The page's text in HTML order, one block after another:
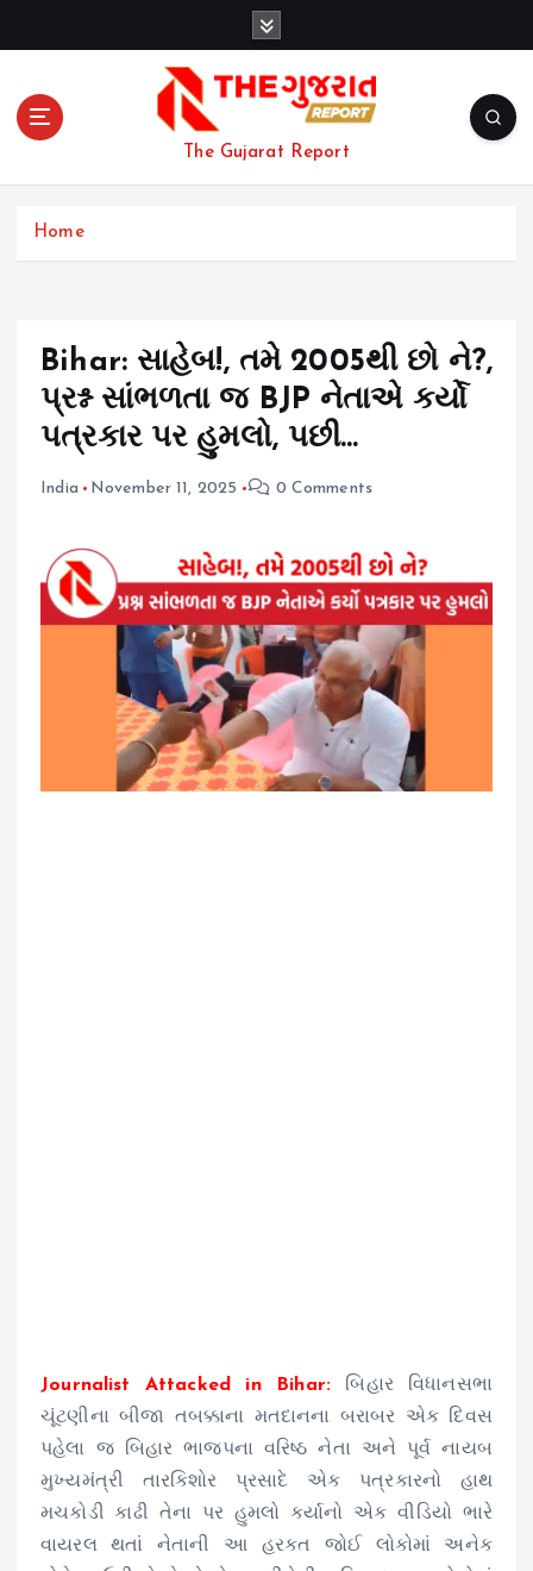
The Gujarat Report
Home
Bihar: સાહેબ!, તમે 2005થી છો ને?,
પ્રશ્ન સાંભળતા જ BJP નેતાએ કર્યો
પત્રકાર પર હુમલો, પછી…
India November 11, 2025 0 Comments
Journalist Attacked in Bihar:બિહાર વિધાનસભા
ચૂંટણીના બીજા તબક્કાના મતદાનના બરાબર એક દિવસ
પહેલા જ બિહાર ભાજપના વરિષ્ઠ નેતા અને પૂર્વ નાયબ
મુખ્યમંત્રી તારકિશોર પ્રસાદે એક પત્રકારનો હાથ
મચકોડી કાઢી તેના પર હુમલો કર્યાનો એક વીડિયો ભારે
વાયરલ થતાં નેતાની આ હરકત જોઈ લોકોમાં અનેક